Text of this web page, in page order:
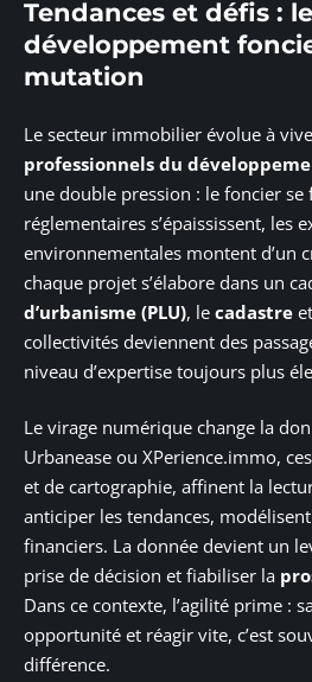
Tendances et défis : le
développement
mutation
Le secteur immobilier évolue à
professionnels du
une double pression : le foncier
réglementaires s’épaississent, les
environnementales montent d’un
chaque projet s’élabore dans un
d’urbanisme (PLU), le cadastre
collectivités deviennent des
niveau d’expertise toujours plus
Le virage numérique change la
Urbanease ou XPerience.immo,
et de cartographie, affinent la
anticiper les tendances,
financiers. La donnée devient un
prise de décision et fiabiliser la
Dans ce contexte, l’agilité prime :
opportunité et réagir vite, c’est
différence.